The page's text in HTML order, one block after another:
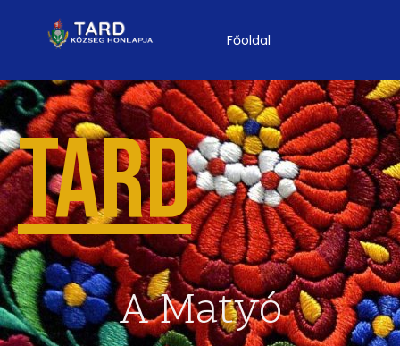
Főoldal
TARD
A Matyó